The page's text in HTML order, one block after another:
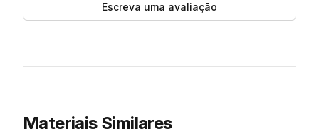
Escreva uma avaliação
Materiais Similares